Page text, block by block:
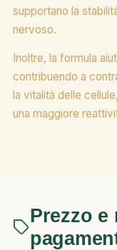
supportano la
nervoso.
Inoltre, la formula
contribuendo a
la vitalità delle
una maggiore
Prezzo e